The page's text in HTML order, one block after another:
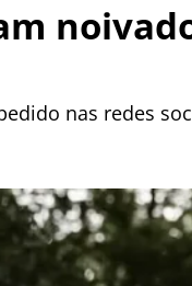
nas redes